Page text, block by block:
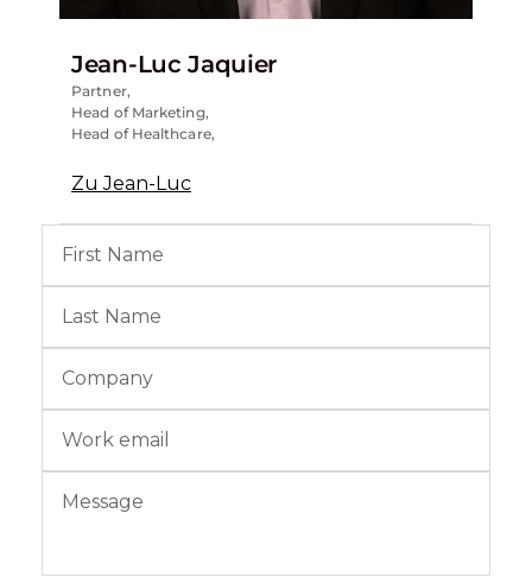
Jean-Luc Jaquier
Partner,
Head of Marketing,
Head of Healthcare,
Zu Jean-Luc